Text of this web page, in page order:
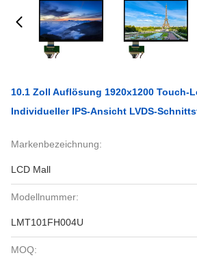
10.1 Zoll Auflösung 1920x1200 Touch-
Individueller IPS-Ansicht LVDS-
Markenbezeichnung:
LCD Mall
Modellnummer:
LMT101FH004U
MOQ: